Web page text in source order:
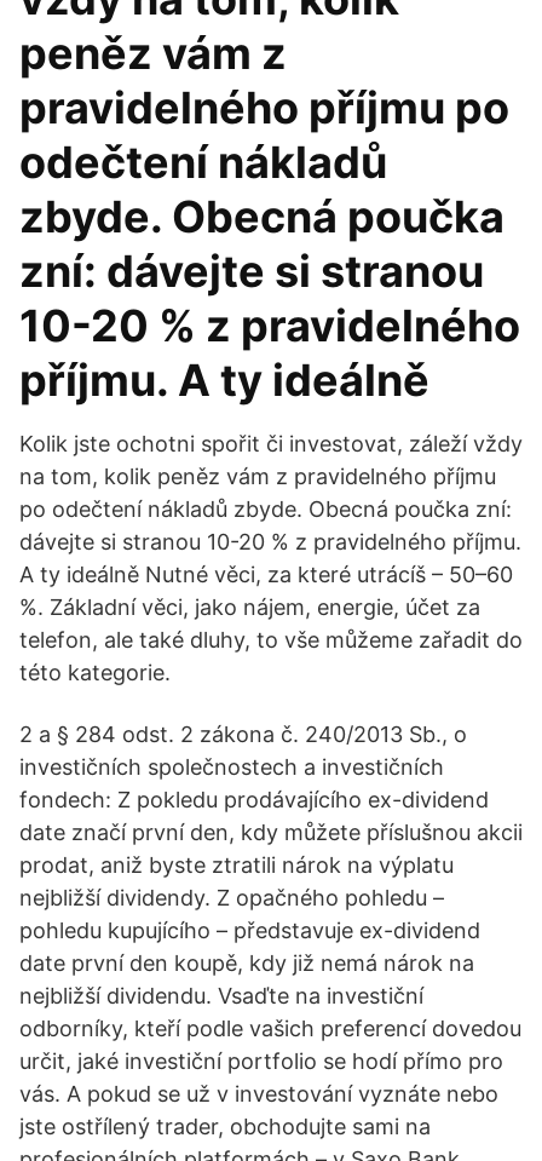
peněz vám z
pravidelného příjmu po
odečtení nákladů
zbyde. Obecná poučka
zní: dávejte si stranou
10-20 % z pravidelného
příjmu. A ty ideálně
Kolik jste ochotni spořit či investovat, záleží vždy
na tom, kolik peněz vám z pravidelného příjmu
po odečtení nákladů zbyde. Obecná poučka zní:
dávejte si stranou 10-20 % z pravidelného příjmu.
A ty ideálně Nutné věci, za které utrácíš – 50–60
%. Základní věci, jako nájem, energie, účet za
telefon, ale také dluhy, to vše můžeme zařadit do
této kategorie.
2 a § 284 odst. 2 zákona č. 240/2013 Sb., o
investičních společnostech a investičních
fondech: Z pokledu prodávajícího ex-dividend
date značí první den, kdy můžete příslušnou akcii
prodat, aniž byste ztratili nárok na výplatu
nejbližší dividendy. Z opačného pohledu –
pohledu kupujícího – představuje ex-dividend
date první den koupě, kdy již nemá nárok na
nejbližší dividendu. Vsaďte na investiční
odborníky, kteří podle vašich preferencí dovedou
určit, jaké investiční portfolio se hodí přímo pro
vás. A pokud se už v investování vyznáte nebo
jste ostřílený trader, obchodujte sami na